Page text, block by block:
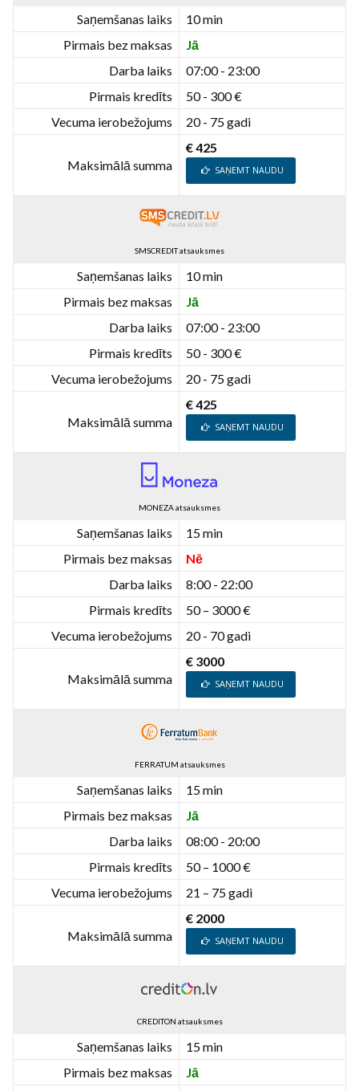
Saņemšanas laiks
10 min
Pirmais bez maksas
Jā
Darba laiks
07:00 - 23:00
Pirmais kredīts
50 - 300 €
Vecuma ierobežojums
20 - 75 gadi
Maksimālā summa
€ 425
SAŅEMT NAUDU
SMSCREDIT atsauksmes
Saņemšanas laiks
10 min
Pirmais bez maksas
Jā
Darba laiks
07:00 - 23:00
Pirmais kredīts
50 - 300 €
Vecuma ierobežojums
20 - 75 gadi
Maksimālā summa
€ 425
SAŅEMT NAUDU
MONEZA atsauksmes
Saņemšanas laiks
15 min
Pirmais bez maksas
Nē
Darba laiks
8:00 - 22:00
Pirmais kredīts
50 – 3000 €
Vecuma ierobežojums
20 - 70 gadi
Maksimālā summa
€ 3000
SAŅEMT NAUDU
FERRATUM atsauksmes
Saņemšanas laiks
15 min
Pirmais bez maksas
Jā
Darba laiks
08:00 - 20:00
Pirmais kredīts
50 – 1000 €
Vecuma ierobežojums
21 – 75 gadi
Maksimālā summa
€ 2000
SAŅEMT NAUDU
CREDITON atsauksmes
Saņemšanas laiks
15 min
Pirmais bez maksas
Jā